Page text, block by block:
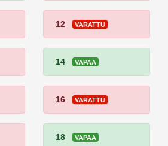
12 VARATTU
14 VAPAA
16 VARATTU
18 VAPAA